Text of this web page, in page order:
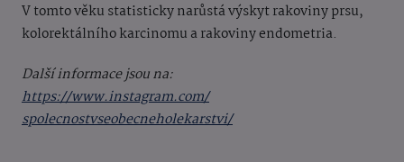
V tomto věku statisticky narůstá výskyt rakoviny prsu,
kolorektálního karcinomu a rakoviny endometria.
Další informace jsou na:
https://www.instagram.com/
spolecnostvseobecneholekarstvi/